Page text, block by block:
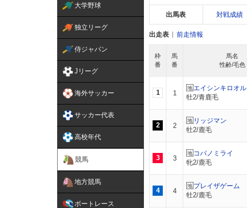
大学野球
独立リーグ
侍ジャパン
Jリーグ
海外サッカー
サッカー代表
高校年代
競馬
地方競馬
ボートレース
出馬表 対戦成績
出走表 前走情報
枠
番
馬
番
馬名
性齢/毛色
1 1
エイシンキロオル
牡2/青鹿毛
2 2
リッジマン
牡2/鹿毛
3 3
コパノミライ
牝2/鹿毛
4 4
プレイザゲーム
牡2/鹿毛